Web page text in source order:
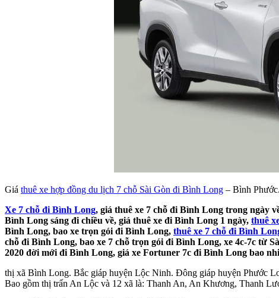
Giá thuê xe hợp đồng du lịch 7 chỗ Sài Gòn đi Bình Long – Bình Phước.
Xe 7 chỗ đi Bình Long, giá thuê xe 7 chỗ đi Bình Long trong ngày
Bình Long sáng đi chiều về, giá thuê xe đi Bình Long 1 ngày, thuê
Bình Long, bao xe trọn gói đi Bình Long, thuê xe 7 chỗ đi Bình
chỗ đi Bình Long, bao xe 7 chỗ trọn gói đi Bình Long, xe 4c-7c từ
2020 đời mới đi Bình Long, giá xe Fortuner 7c đi Bình Long bao
thị xã Bình Long. Bắc giáp huyện Lộc Ninh. Đông giáp huyện Phước
Bao gồm thị trấn An Lộc và 12 xã là: Thanh An, An Khương, Thanh